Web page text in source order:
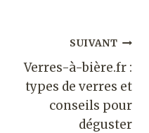
SUIVANT
Verres-à-bière.fr :
types de verres et
conseils pour
déguster